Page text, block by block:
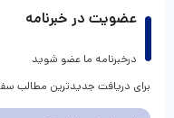
عضویت در خبرنامه
درخبرنامه ما عضو شوید
برای دریافت جدیدترین مطالب